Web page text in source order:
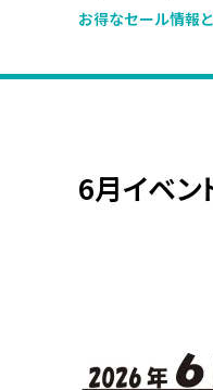
お得なセール情報
6月イベン